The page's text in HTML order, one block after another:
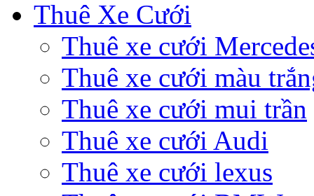
Thuê Xe Cưới
Thuê xe cưới
Thuê xe cưới màu
Thuê xe cưới mui trần
Thuê xe cưới Audi
Thuê xe cưới lexus